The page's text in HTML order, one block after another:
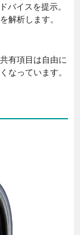
バイスを提示。
解析します。
有項目は自由に
なっています。